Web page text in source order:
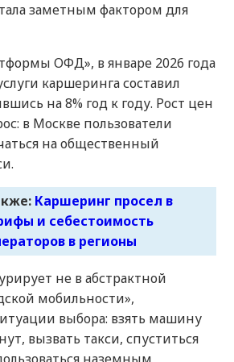
заметным фактором для
ОФД», в январе 2026 года
каршеринга составил
на 8% год к году. Рост цен
в Москве пользователи
на общественный
Каршеринг просел в
и себестоимость
в регионы
не в абстрактной
мобильности»,
выбора: взять машину
вызвать такси, спуститься